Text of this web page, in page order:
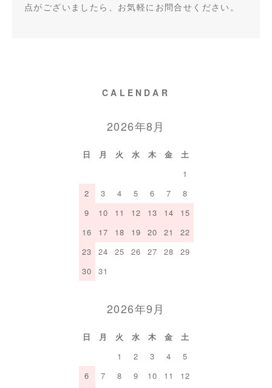
点がございましたら、お気軽にお問合せください。
CALENDAR
2026年8月
日 月 火 水 木 金
土
1
2
3 4 5 6 7
8
9
10 11 12 13 14
15
16
17 18 19 20 21
22
23
24 25 26 27 28
29
30
31
2026年9月
日 月 火 水 木 金
土
1
2 3 4
5
6
7 8 9 10 11
12